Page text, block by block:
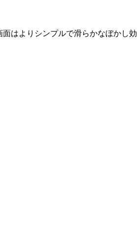
はよりシンプルで滑らかなぼかし